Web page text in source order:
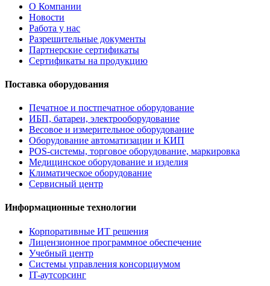
О Компании
Новости
Работа у нас
Разрешительные документы
Партнерские сертификаты
Сертификаты на продукцию
Поставка оборудования
Печатное и постпечатное оборудование
ИБП, батареи, электрооборудование
Весовое и измерительное оборудование
Оборудование автоматизации и КИП
POS-системы, торговое оборудование, маркировка
Медицинское оборудование и изделия
Климатическое оборудование
Сервисный центр
Информационные технологии
Корпоративные ИТ решения
Лицензионное программное обеспечение
Учебный центр
Системы управления консорциумом
IT-аутсорсинг